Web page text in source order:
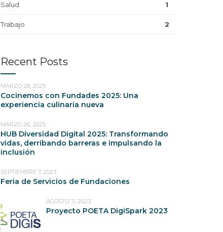
Salud 1
Trabajo 2
Recent Posts
MARZO 28, 2025
Cocinemos con Fundades 2025: Una
experiencia culinaria nueva
MARZO 26, 2025
HUB Diversidad Digital 2025: Transformando
vidas, derribando barreras e impulsando la
inclusión
SEPTIEMBRE 7, 2023
Feria de Servicios de Fundaciones
AGOSTO 11, 2023
Proyecto POETA DigiSpark 2023